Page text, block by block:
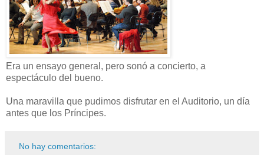
Era un ensayo general, pero sonó a concierto, a
espectáculo del bueno.
Una maravilla que pudimos disfrutar en el Auditorio, un día
antes que los Príncipes.
No hay comentarios: